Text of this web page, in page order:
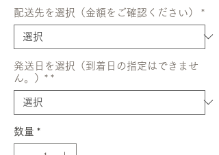
配送先を選択（金額をご確認ください） *
発送日を選択（到着日の指定はできませ
ん。）* *
数量 *